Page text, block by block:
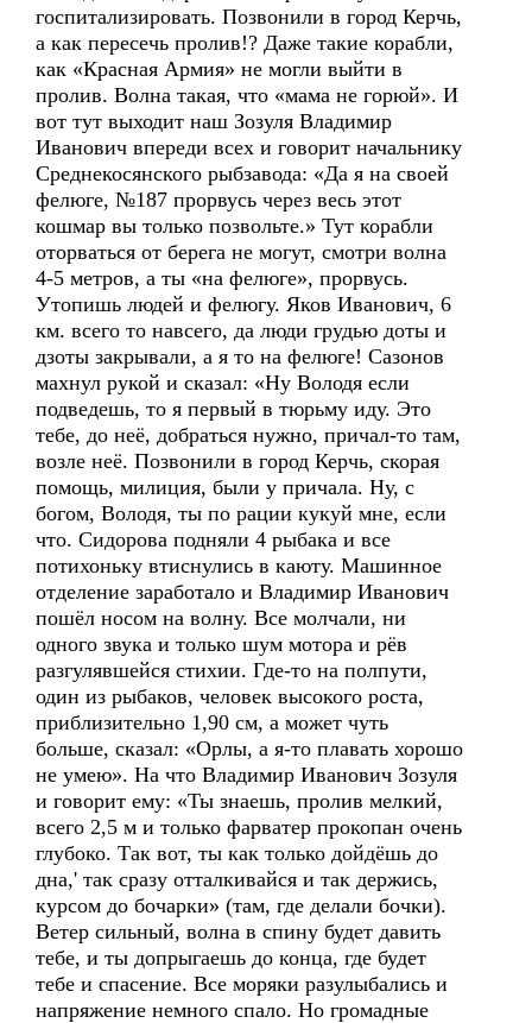
госпитализировать. Позвонили в город Керчь,
а как пересечь пролив!? Даже такие корабли,
как «Красная Армия» не могли выйти в
пролив. Волна такая, что «мама не горюй». И
вот тут выходит наш Зозуля Владимир
Иванович впереди всех и говорит начальнику
Среднекосянского рыбзавода: «Да я на своей
фелюге, №187 прорвусь через весь этот
кошмар вы только позвольте.» Тут корабли
оторваться от берега не могут, смотри волна
4-5 метров, а ты «на фелюге», прорвусь.
Утопишь людей и фелюгу. Яков Иванович, 6
км. всего то навсего, да люди грудью доты и
дзоты закрывали, а я то на фелюге! Сазонов
махнул рукой и сказал: «Ну Володя если
подведешь, то я первый в тюрьму иду. Это
тебе, до неё, добраться нужно, причал-то там,
возле неё. Позвонили в город Керчь, скорая
помощь, милиция, были у причала. Ну, с
богом, Володя, ты по рации кукуй мне, если
что. Сидорова подняли 4 рыбака и все
потихоньку втиснулись в каюту. Машинное
отделение заработало и Владимир Иванович
пошёл носом на волну. Все молчали, ни
одного звука и только шум мотора и рёв
разгулявшейся стихии. Где-то на полпути,
один из рыбаков, человек высокого роста,
приблизительно 1,90 см, а может чуть
больше, сказал: «Орлы, а я-то плавать хорошо
не умею». На что Владимир Иванович Зозуля
и говорит ему: «Ты знаешь, пролив мелкий,
всего 2,5 м и только фарватер прокопан очень
глубоко. Так вот, ты как только дойдёшь до
дна,' так сразу отталкивайся и так держись,
курсом до бочарки» (там, где делали бочки).
Ветер сильный, волна в спину будет давить
тебе, и ты допрыгаешь до конца, где будет
тебе и спасение. Все моряки разулыбались и
напряжение немного спало. Но громадные